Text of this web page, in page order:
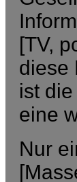
[TV,
diese
ist
eine
Nur